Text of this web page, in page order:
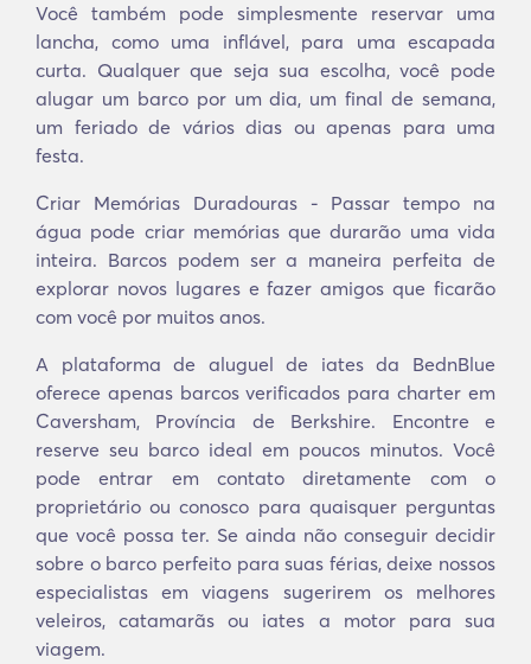
Você também pode simplesmente reservar uma
lancha, como uma inflável, para uma escapada
curta. Qualquer que seja sua escolha, você pode
alugar um barco por um dia, um final de semana,
um feriado de vários dias ou apenas para uma
festa.
Criar Memórias Duradouras - Passar tempo na
água pode criar memórias que durarão uma vida
inteira. Barcos podem ser a maneira perfeita de
explorar novos lugares e fazer amigos que ficarão
com você por muitos anos.
A plataforma de aluguel de iates da BednBlue
oferece apenas barcos verificados para charter em
Caversham, Província de Berkshire. Encontre e
reserve seu barco ideal em poucos minutos. Você
pode entrar em contato diretamente com o
proprietário ou conosco para quaisquer perguntas
que você possa ter. Se ainda não conseguir decidir
sobre o barco perfeito para suas férias, deixe nossos
especialistas em viagens sugerirem os melhores
veleiros, catamarãs ou iates a motor para sua
viagem.